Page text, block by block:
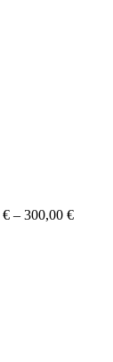
€ – 300,00 €